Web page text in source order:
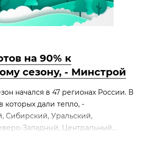
на 90% к
сезону, - Минстрой
начался в 47 регионах России. В
которых дали тепло, -
Сибирский, Уральский,
Западный, Центральный...